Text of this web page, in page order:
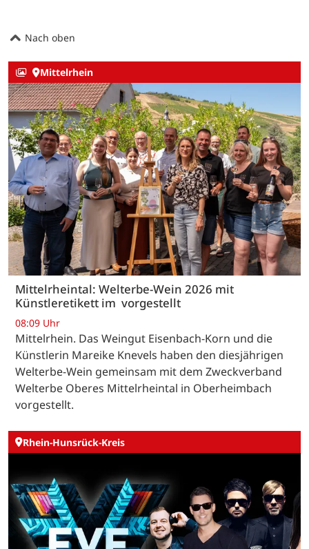
Nach oben
Mittelrhein
Mittelrheintal: Welterbe-Wein 2026 mit
Künstleretikett im vorgestellt
08:09 Uhr
Mittelrhein. Das Weingut Eisenbach-Korn und die
Künstlerin Mareike Knevels haben den diesjährigen
Welterbe-Wein gemeinsam mit dem Zweckverband
Welterbe Oberes Mittelrheintal in Oberheimbach
vorgestellt.
Rhein-Hunsrück-Kreis